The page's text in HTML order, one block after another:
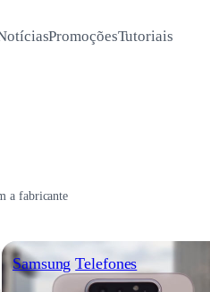
PromoçõesTutoriais
a fabricante
Samsung Telefones